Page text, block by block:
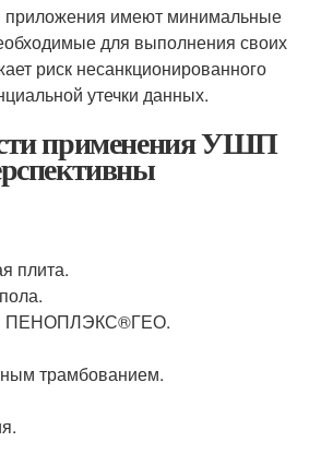
приложения имеют минимальные
для выполнения своих
риск несанкционированного
утечки данных.
применения УШП
плита.
ПЕНОПЛЭКС®ГЕО.
трамбованием.